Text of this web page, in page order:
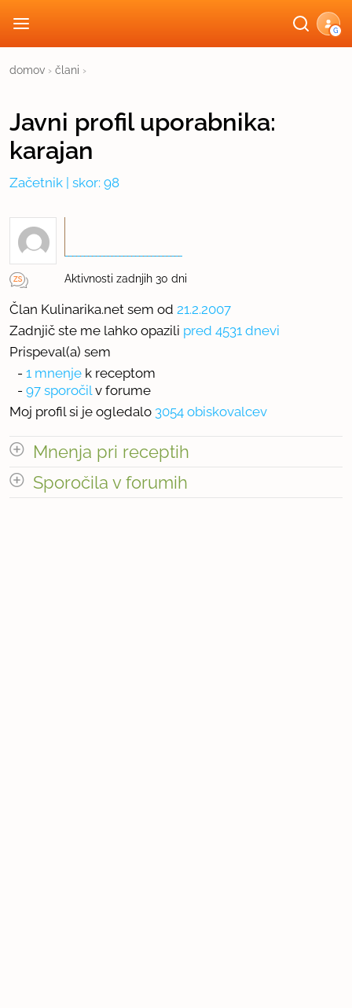
G
domov › člani ›
Javni profiluporabnika:
karajan
Začetnik | skor: 98
Aktivnosti zadnjih 30 dni
Član Kulinarika.net sem od 21.2.2007
Zadnjič ste me lahko opazili pred 4531 dnevi
Prispeval(a) sem
- 1 mnenje k receptom
- 97 sporočil v forume
Moj profil si je ogledalo 3054 obiskovalcev
Mnenja pri receptih
odpri vse
Sporočila v forumih